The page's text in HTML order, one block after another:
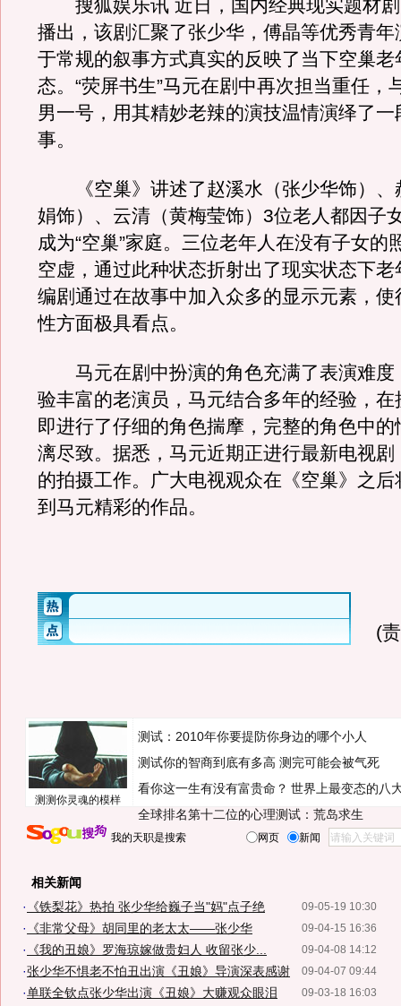
搜狐娱乐讯 近日，国内经典现实题材剧
播出，该剧汇聚了张少华，傅晶等优秀青年
于常规的叙事方式真实的反映了当下空巢老
态。“荧屏书生”马元在剧中再次担当重任，
男一号，用其精妙老辣的演技温情演绎了一
事。
《空巢》讲述了赵溪水（张少华饰）、
娟饰）、云清（黄梅莹饰）3位老人都因子
成为“空巢”家庭。三位老年人在没有子女的
空虚，通过此种状态折射出了现实状态下老
编剧通过在故事中加入众多的显示元素，使
性方面极具看点。
马元在剧中扮演的角色充满了表演难度
验丰富的老演员，马元结合多年的经验，在
即进行了仔细的角色揣摩，完整的角色中的
漓尽致。据悉，马元近期正进行最新电视剧
的拍摄工作。广大电视观众在《空巢》之后
到马元精彩的作品。
(
测测你灵魂的模样
测试：2010年你要提防你身边的哪个小人
测试你的智商到底有多高 测完可能会被气死
看你这一生有没有富贵命？ 世界上最变态的八
全球排名第十二位的心理测试：荒岛求生
我的天职是搜索 网页 新闻
相关新闻
09-05-19 10:30
· 《铁梨花》热拍 张少华给巍子当"妈"点子绝
09-04-15 16:36
· 《非常父母》胡同里的老太太——张少华
09-04-08 14:12
· 《我的丑娘》罗海琼嫁做贵妇人 收留张少...
09-04-07 09:44
·张少华不惧老不怕丑出演《丑娘》导演深表感谢
09-03-18 16:03
·单联全钦点张少华出演《丑娘》大赚观众眼泪